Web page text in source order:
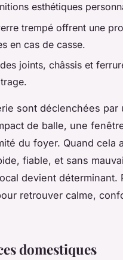
esthétiques
trempé offrent une
en cas de casse.
joints, châssis et
sont déclenchées par
de balle, une
du foyer. Quand cela
fiable, et sans
devient déterminant.
retrouver calme,
domestiques